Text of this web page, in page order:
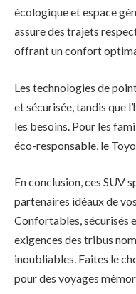
écologique et espace
assure des trajets
offrant un confort
Les technologies de
et sécurisée, tandis que
les besoins. Pour les
éco-responsable, le
En conclusion, ces SUV
partenaires idéaux de
Confortables, sécurisés
exigences des tribus
inoubliables. Faites le
pour des voyages